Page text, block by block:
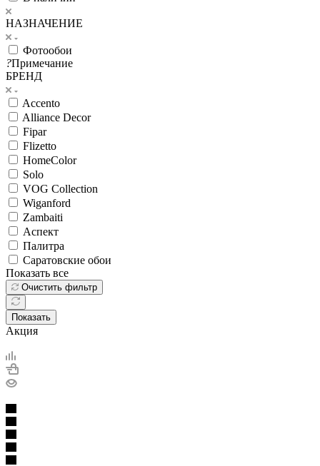
НАЗНАЧЕНИЕ
Фотообои
?Примечание
БРЕНД
Accento
Alliance Decor
Fipar
Flizetto
HomeColor
Solo
VOG Collection
Wiganford
Zambaiti
Аспект
Палитра
Саратовские обои
Показать все
Очистить фильтр
Показать
Акция